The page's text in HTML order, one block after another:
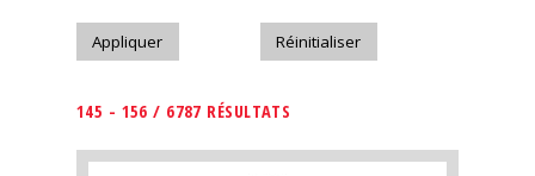
145 - 156 / 6787 RÉSULTATS